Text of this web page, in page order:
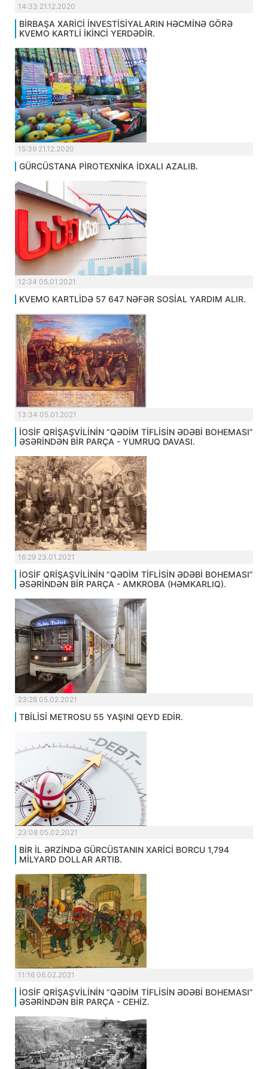
14:33 21.12.2020
BİRBAŞA XARİCİ İNVESTİSİYALARIN HƏCMİNƏ GÖRƏ
KVEMO KARTLİ İKİNCİ YERDƏDİR.
15:39 21.12.2020
GÜRCÜSTANA PİROTEXNİKA İDXALI AZALIB.
12:34 05.01.2021
KVEMO KARTLİDƏ 57 647 NƏFƏR SOSİAL YARDIM ALIR.
13:34 05.01.2021
İOSİF QRİŞAŞVİLİNİN “QƏDİM TİFLİSİN ƏDƏBİ BOHEMASI”
ƏSƏRİNDƏN BİR PARÇA - YUMRUQ DAVASI.
16:29 23.01.2021
İOSİF QRİŞAŞVİLİNİN “QƏDİM TİFLİSİN ƏDƏBİ BOHEMASI”
ƏSƏRİNDƏN BİR PARÇA - AMKROBA (HƏMKARLIQ).
23:28 05.02.2021
TBİLİSİ METROSU 55 YAŞINI QEYD EDİR.
23:08 05.02.2021
BİR İL ƏRZİNDƏ GÜRCÜSTANIN XARİCİ BORCU 1,794
MİLYARD DOLLAR ARTIB.
11:16 06.02.2021
İOSİF QRİŞAŞVİLİNİN “QƏDİM TİFLİSİN ƏDƏBİ BOHEMASI”
ƏSƏRİNDƏN BİR PARÇA - CEHİZ.